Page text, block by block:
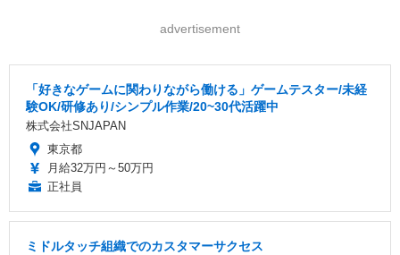
advertisement
「好きなゲームに関わりながら働ける」ゲームテスター/未経
験OK/研修あり/シンプル作業/20~30代活躍中
株式会社SNJAPAN
東京都
月給32万円～50万円
正社員
ミドルタッチ組織でのカスタマーサクセス